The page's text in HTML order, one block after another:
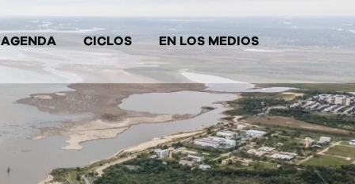
AGENDA CICLOS EN LOS MEDIOS